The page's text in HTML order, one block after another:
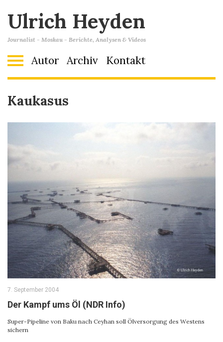
Ulrich Heyden
Journalist - Moskau - Berichte, Analysen & Videos
Autor Archiv Kontakt
Kaukasus
7. September 2004
Der Kampf ums Öl (NDR Info)
Super-Pipeline von Baku nach Ceyhan soll Ölversorgung des Westens
sichern